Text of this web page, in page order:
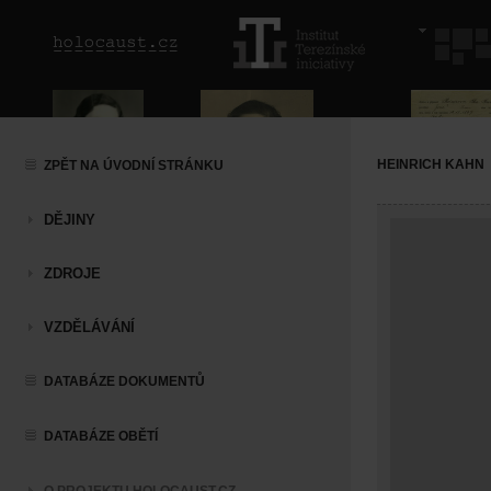
ZPĚT NA ÚVODNÍ STRÁNKU
DĚJINY
ZDROJE
VZDĚLÁVÁNÍ
DATABÁZE DOKUMENTŮ
DATABÁZE OBĚTÍ
HEINRICH KAHN